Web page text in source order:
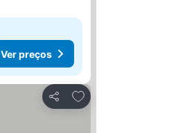
Ver preços
Partilhar
Adicionar aos favoritos